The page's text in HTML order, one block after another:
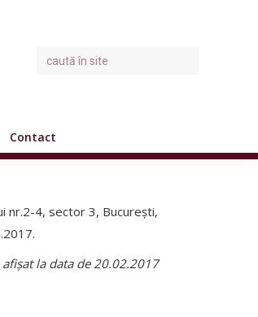
Contact
nr.2-4, sector 3, București,
afișat la data de 20.02.2017